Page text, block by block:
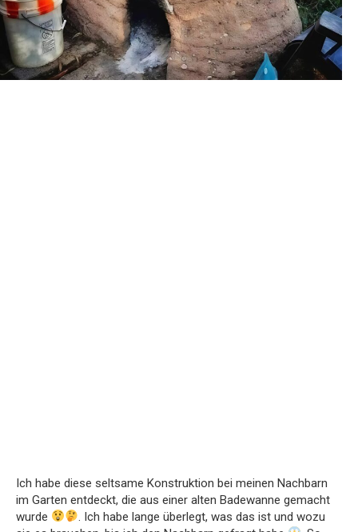
Ich habe diese seltsame Konstruktion bei meinen Nachbarn
im Garten entdeckt, die aus einer alten Badewanne gemacht
wurde
. Ich habe lange überlegt, was das ist und wozu